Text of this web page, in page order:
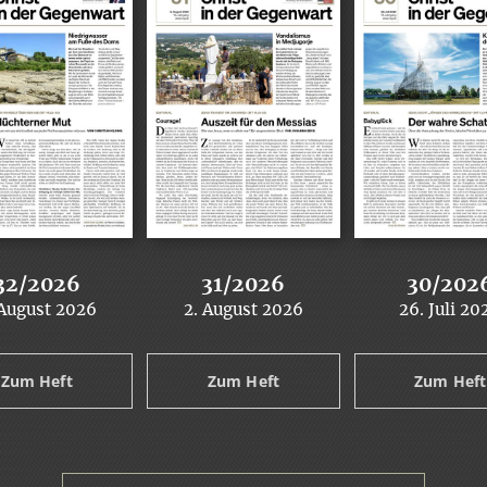
2026
: 2026
Zum Heft
31/2026
:
2. August 2026
Zum Heft
30/
:
26. Juli
Zum Heft